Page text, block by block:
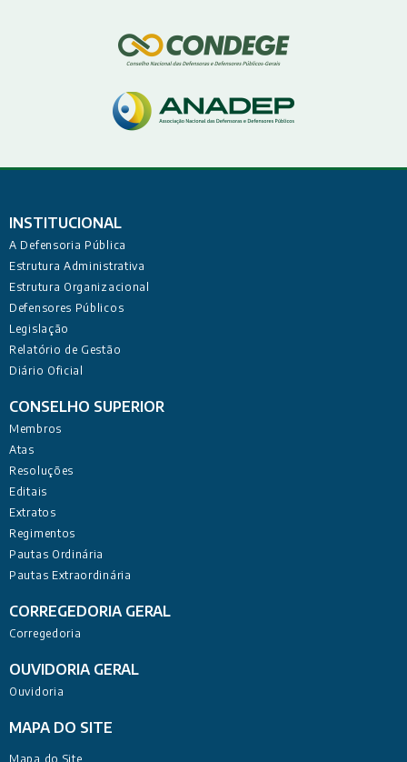
INSTITUCIONAL
A Defensoria Pública
Estrutura Administrativa
Estrutura Organizacional
Defensores Públicos
Legislação
Relatório de Gestão
Diário Oficial
CONSELHO SUPERIOR
Membros
Atas
Resoluções
Editais
Extratos
Regimentos
Pautas Ordinária
Pautas Extraordinária
CORREGEDORIA GERAL
Corregedoria
OUVIDORIA GERAL
Ouvidoria
MAPA DO SITE
Mapa do Site